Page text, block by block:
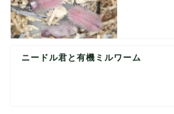
ニードル君と有機ミルワーム